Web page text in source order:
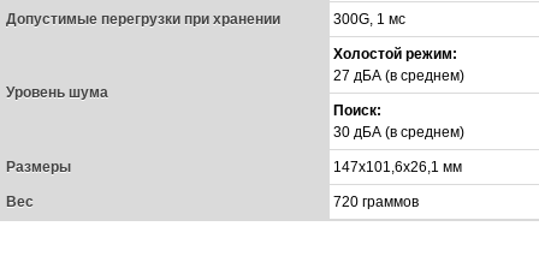
Допустимые перегрузки при хранении 300G, 1 мс
Уровень шума
Холостой режим:
27 дБА (в среднем)
Поиск:
30 дБА (в среднем)
Размеры 147х101,6х26,1 мм
Вес 720 граммов